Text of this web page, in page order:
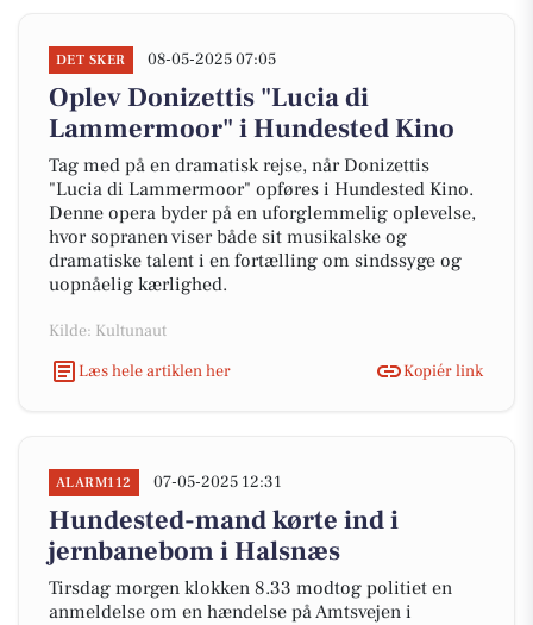
DET SKER 08-05-2025 07:05
Oplev Donizettis "Lucia di
Lammermoor" i Hundested Kino
Tag med på en dramatisk rejse, når Donizettis
"Lucia di Lammermoor" opføres i Hundested Kino.
Denne opera byder på en uforglemmelig oplevelse,
hvor sopranen viser både sit musikalske og
dramatiske talent i en fortælling om sindssyge og
uopnåelig kærlighed.
Kilde: Kultunaut
Læs hele artiklen her
Kopiér link
ALARM112 07-05-2025 12:31
Hundested-mand kørte ind i
jernbanebom i Halsnæs
Tirsdag morgen klokken 8.33 modtog politiet en
anmeldelse om en hændelse på Amtsvejen i